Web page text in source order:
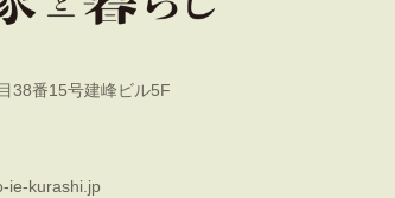
38番15号建峰ビル5F
ie-kurashi.jp